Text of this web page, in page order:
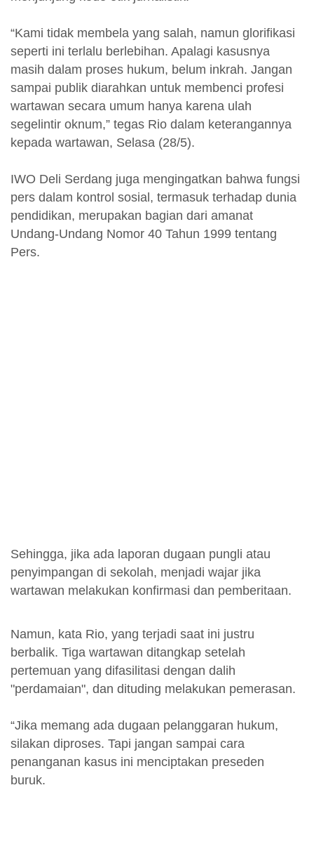
“Kami tidak membela yang salah, namun glorifikasi
seperti ini terlalu berlebihan. Apalagi kasusnya
masih dalam proses hukum, belum inkrah. Jangan
sampai publik diarahkan untuk membenci profesi
wartawan secara umum hanya karena ulah
segelintir oknum,” tegas Rio dalam keterangannya
kepada wartawan, Selasa (28/5).
IWO Deli Serdang juga mengingatkan bahwa fungsi
pers dalam kontrol sosial, termasuk terhadap dunia
pendidikan, merupakan bagian dari amanat
Undang-Undang Nomor 40 Tahun 1999 tentang
Pers.
Sehingga, jika ada laporan dugaan pungli atau
penyimpangan di sekolah, menjadi wajar jika
wartawan melakukan konfirmasi dan pemberitaan.
Namun, kata Rio, yang terjadi saat ini justru
berbalik. Tiga wartawan ditangkap setelah
pertemuan yang difasilitasi dengan dalih
"perdamaian", dan dituding melakukan pemerasan.
“Jika memang ada dugaan pelanggaran hukum,
silakan diproses. Tapi jangan sampai cara
penanganan kasus ini menciptakan preseden
buruk.